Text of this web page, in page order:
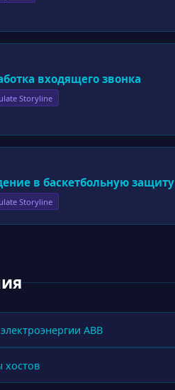
входящего звонка
Storyline
в баскетбольную защиту
Storyline
ABB
хостов